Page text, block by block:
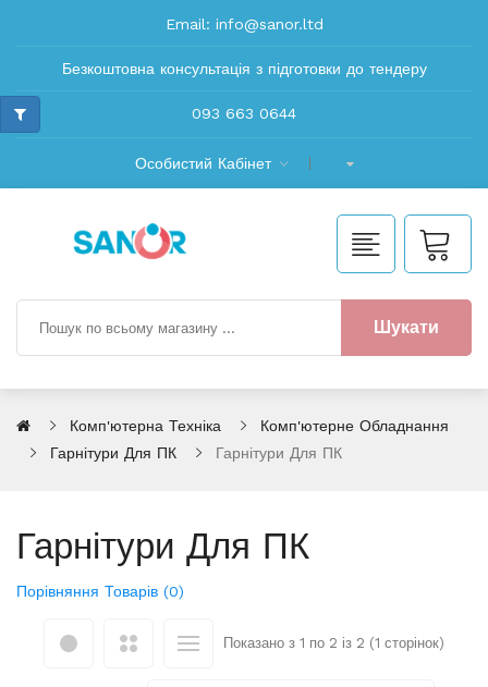
Email: info@sanor.ltd
Безкоштовна консультація з підготовки до тендеру
093 663 0644
Особистий Кабінет
Шукати
Комп'ютерна Техніка
Комп'ютерне Обладнання
Гарнітури Для ПК
Гарнітури Для ПК
Гарнітури Для ПК
Порівняння Товарів (0)
Показано з 1 по 2 із 2 (1 сторінок)